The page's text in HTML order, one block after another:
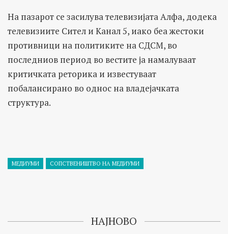
На пазарот се засилува телевизијата Алфа, додека
телевизиите Сител и Канал 5, иако беа жестоки
противници на политиките на СДСМ, во
последниов период во вестите ја намалуваат
критичката реторика и известуваат
побалансирано во однос на владејачката
структура.
МЕДИУМИ СОПСТВЕНИШТВО НА МЕДИУМИ
НАЈНОВО